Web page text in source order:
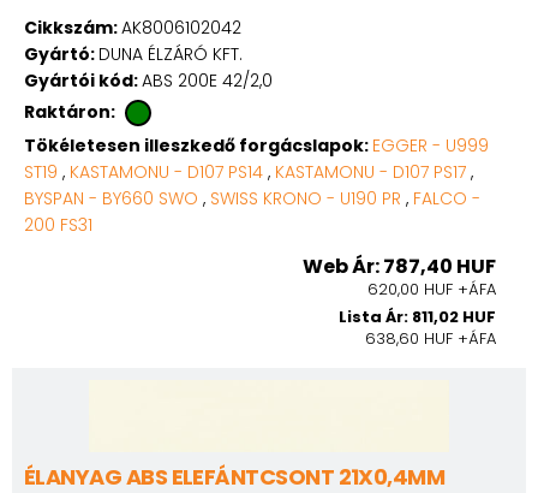
Cikkszám:AK8006102042
Gyártó: DUNA ÉLZÁRÓ KFT.
Gyártói kód:ABS 200E 42/2,0
Raktáron:
Tökéletesen illeszkedő forgácslapok: EGGER - U999
ST19 , KASTAMONU - D107 PS14 , KASTAMONU - D107 PS17 ,
BYSPAN - BY660 SWO , SWISS KRONO - U190 PR , FALCO -
200 FS31
Web Ár: 787,40 HUF
620,00 HUF +ÁFA
Lista Ár: 811,02 HUF
638,60 HUF +ÁFA
ÉLANYAG ABS ELEFÁNTCSONT 21X0,4MM